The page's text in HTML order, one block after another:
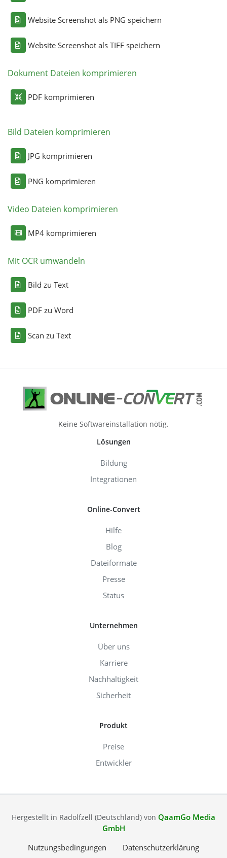
Website Screenshot als PNG speichern
Website Screenshot als TIFF speichern
Dokument Dateien komprimieren
PDF komprimieren
Bild Dateien komprimieren
JPG komprimieren
PNG komprimieren
Video Dateien komprimieren
MP4 komprimieren
Mit OCR umwandeln
Bild zu Text
PDF zu Word
Scan zu Text
Keine Softwareinstallation nötig.
Lösungen
Bildung
Integrationen
Online-Convert
Hilfe
Blog
Dateiformate
Presse
Status
Unternehmen
Über uns
Karriere
Nachhaltigkeit
Sicherheit
Produkt
Preise
Entwickler
Hergestellt in Radolfzell (Deutschland) von QaamGo Media
GmbH
Nutzungsbedingungen
Datenschutzerklärung